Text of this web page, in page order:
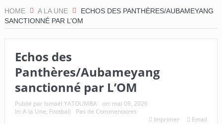
HOME A LA UNE
ECHOS DES PANTHÈRES/AUBAMEYANG
SANCTIONNÉ PAR L’OM
Echos des
Panthères/Aubameyang
sanctionné par L’OM
Publié par Ismaël YATOUMBA on: mai 09, 2026
In: A la Une, Football
Pas de Commentaires
Imprimer
Email